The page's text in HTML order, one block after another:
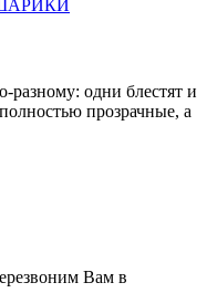
одни блестят и
прозрачные, а
Вам в